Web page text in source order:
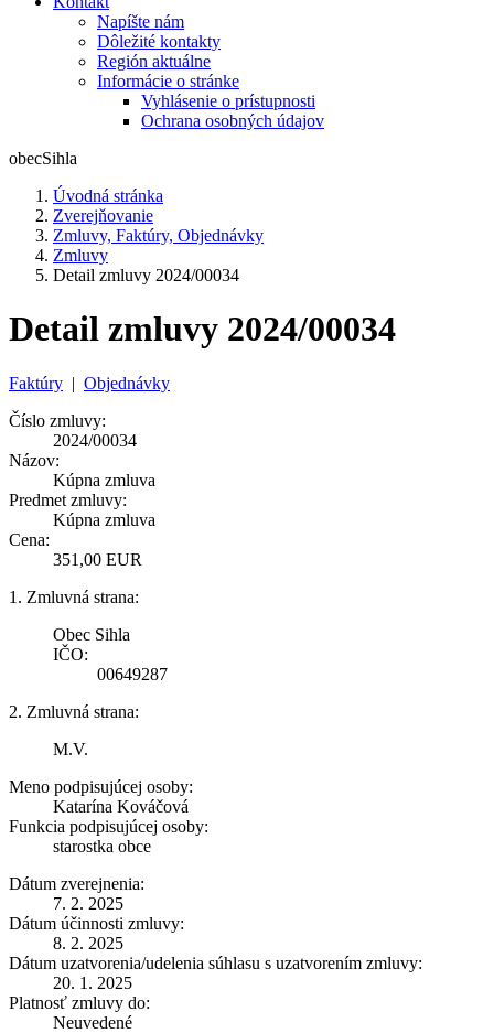
Napíšte nám
Dôležité kontakty
Región aktuálne
Informácie o stránke
Vyhlásenie o prístupnosti
Ochrana osobných údajov
obecSihla
Úvodná stránka
Zverejňovanie
Zmluvy, Faktúry, Objednávky
Zmluvy
Detail zmluvy 2024/00034
Detail zmluvy 2024/00034
Faktúry | Objednávky
Číslo zmluvy:
2024/00034
Názov:
Kúpna zmluva
Predmet zmluvy:
Kúpna zmluva
Cena:
351,00 EUR
1. Zmluvná strana:
Obec Sihla
IČO:
00649287
2. Zmluvná strana:
M.V.
Meno podpisujúcej osoby:
Katarína Kováčová
Funkcia podpisujúcej osoby:
starostka obce
Dátum zverejnenia:
7. 2. 2025
Dátum účinnosti zmluvy:
8. 2. 2025
Dátum uzatvorenia/udelenia súhlasu s uzatvorením zmluvy:
20. 1. 2025
Platnosť zmluvy do:
Neuvedené